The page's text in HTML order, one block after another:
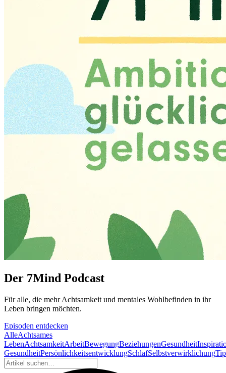
Der 7Mind Podcast
Für alle, die mehr Acht­sam­keit und mentales Wohlbefinden in ihr
Leben brin­gen möch­ten.
Episoden entdecken
AlleAchtsames
LebenAchtsamkeitArbeitBewegungBeziehungenGesundheit
GesundheitPersönlichkeitsentwicklungSchlafSelbstverwirklichung